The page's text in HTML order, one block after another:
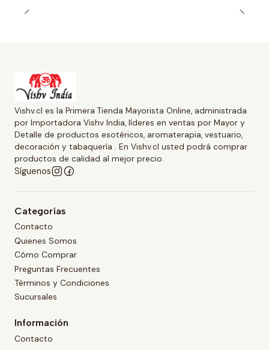
Vishv.cl es la Primera Tienda Mayorista Online, administrada
por Importadora Vishv India, líderes en ventas por Mayor y
Detalle de productos esotéricos, aromaterapia, vestuario,
decoración y tabaquería . En Vishv.cl usted podrá comprar
productos de calidad al mejor precio.
Síguenos
Categorías
Contacto
Quienes Somos
Cómo Comprar
Preguntas Frecuentes
Términos y Condiciones
Sucursales
Información
Contacto